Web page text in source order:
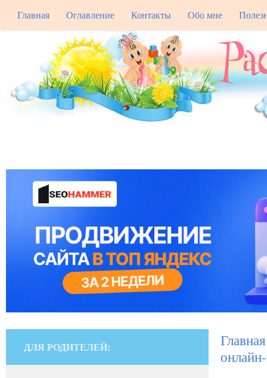
Главная Оглавление Контакты Обо мне
Главная
ДЛЯ РОДИТЕЛЕЙ: